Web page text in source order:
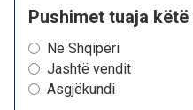
Pushimet tuaja
Në Shqipëri
Jashtë vendit
Asgjëkundi